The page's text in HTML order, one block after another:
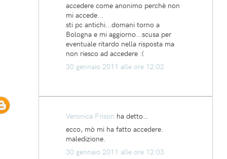
accedere come anonimo perchè non
mi accede...
sti pc antichi...domani torno a
Bologna e mi aggiorno...scusa per
eventuale ritardo nella risposta ma
non riesco ad accedere :(
30 gennaio 2011 alle ore 12:02
Veronica Frison ha detto…
ecco, mò mi ha fatto accedere.
maledizione.
30 gennaio 2011 alle ore 12:03